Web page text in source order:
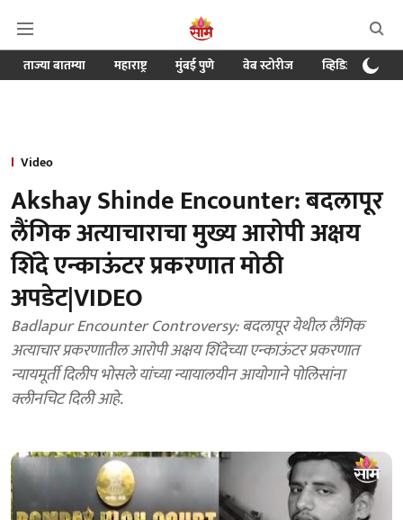
ताज्या बातम्या महाराष्ट्र मुंबई पुणे वेब स्टोरीज व्हिडिओ
Video
Akshay Shinde Encounter: बदलापूर
लैंगिक अत्याचाराचा मुख्य आरोपी अक्षय
शिंदे एन्काऊंटर प्रकरणात मोठी
अपडेट|VIDEO
Badlapur Encounter Controversy: बदलापूर येथील लैंगिक
अत्याचार प्रकरणातील आरोपी अक्षय शिंदेच्या एन्काऊंटर प्रकरणात
न्यायमूर्ती दिलीप भोसले यांच्या न्यायालयीन आयोगाने पोलिसांना
क्लीनचिट दिली आहे.